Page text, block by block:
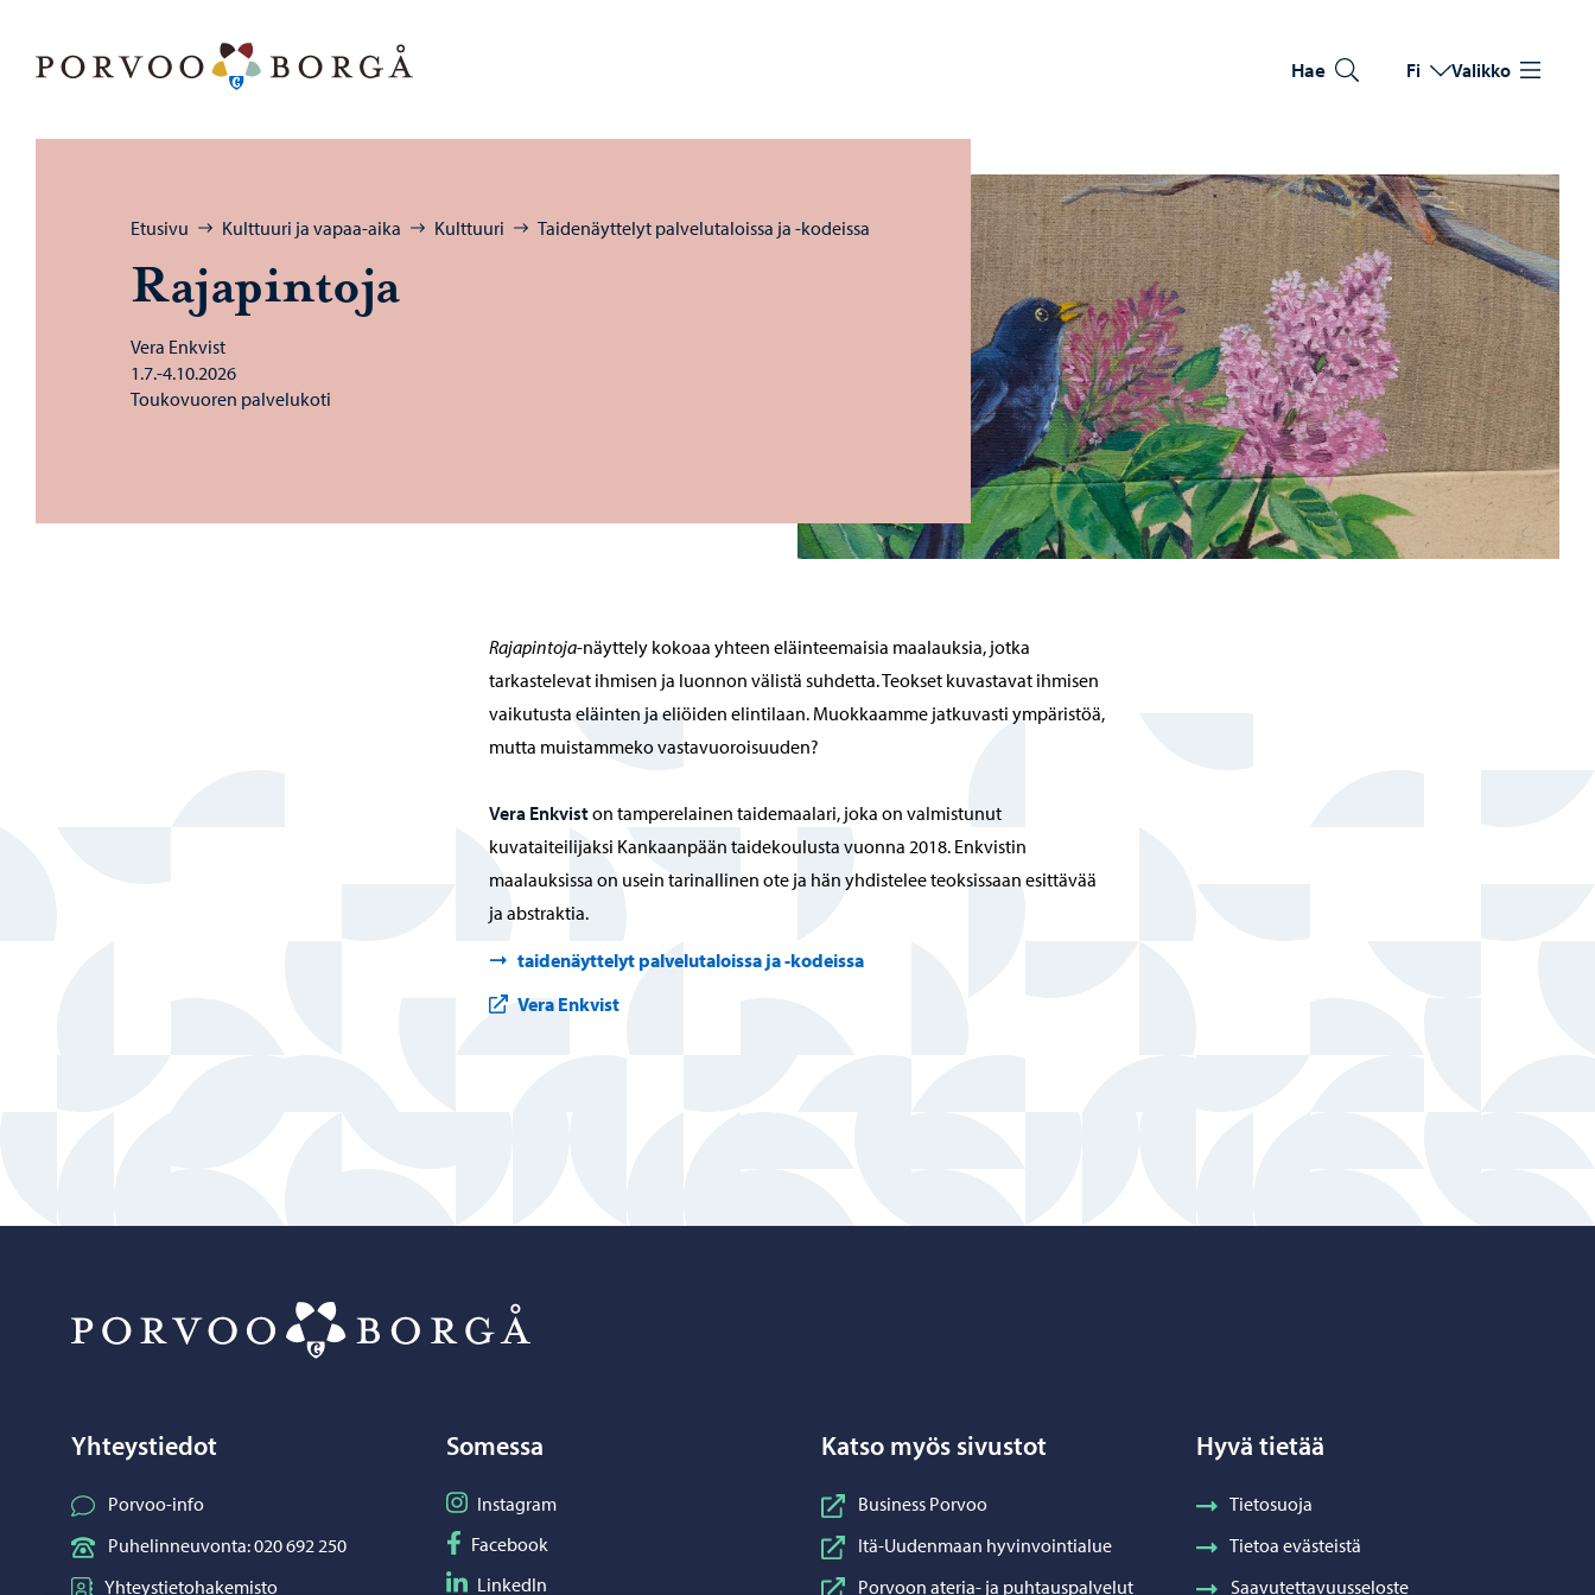
Hae Vaihda kieltä
Nykyinen kieli: Suomi
Fi Valikko
Selaa:
Etusivu Kulttuuri ja vapaa-aika Kulttuuri Taidenäyttelyt palvelutaloissa ja -kodeissa
Ra­ja­pin­to­ja
Vera Enkvist
1.7.-4.10.2026
Toukovuoren palvelukoti
Rajapintoja-näyttely kokoaa yhteen eläinteemaisia maalauksia, jotka
tarkastelevat ihmisen ja luonnon välistä suhdetta. Teokset kuvastavat ihmisen
vaikutusta eläinten ja eliöiden elintilaan. Muokkaamme jatkuvasti ympäristöä,
mutta muistammeko vastavuoroisuuden?
Vera Enkviston tamperelainen taidemaalari, joka on valmistunut
kuvataiteilijaksi Kankaanpään taidekoulusta vuonna 2018. Enkvistin
maalauksissa on usein tarinallinen ote ja hän yhdistelee teoksissaan esittävää
ja abstraktia.
taidenäyttelyt palvelutaloissa ja -kodeissa
Vera Enkvist
Yhteystiedot
Porvoo-info
Puhelinneuvonta: 020 692 250
Yhteystietohakemisto
Somessa
Seuraa Instagram
Instagram
Seuraa Facebook
Facebook
Seuraa LinkedIn
LinkedIn
Katso myös sivustot
Business Porvoo
Itä-Uudenmaan hyvinvointialue
Porvoon ateria- ja puhtauspalvelut
Hyvä tietää
Tietosuoja
Tietoa evästeistä
Saavutettavuusseloste